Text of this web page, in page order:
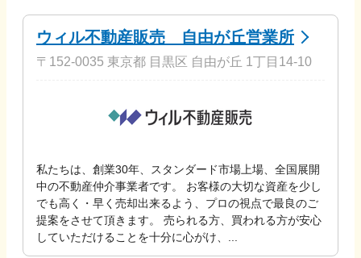
ウィル不動産販売 自由が丘営業所
〒152-0035 東京都 目黒区 自由が丘 1丁目14-10
私たちは、創業30年、スタンダード市場上場、全国展開
中の不動産仲介事業者です。 お客様の大切な資産を少し
でも高く・早く売却出来るよう、プロの視点で最良のご
提案をさせて頂きます。 売られる方、買われる方が安心
していただけることを十分に心がけ、...